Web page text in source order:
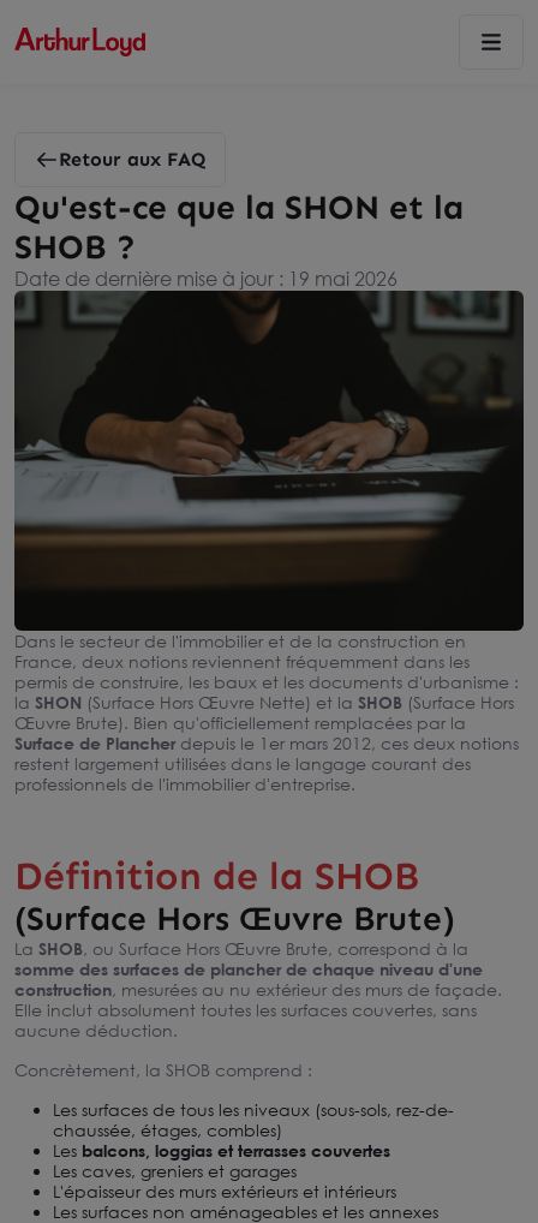
Retour aux FAQ
Qu'est-ce que la SHON et la
SHOB ?
Date de dernière mise à jour : 19 mai 2026
Dans le secteur de l'immobilier et de la construction en
France, deux notions reviennent fréquemment dans les
permis de construire, les baux et les documents d'urbanisme :
la SHON (Surface Hors Œuvre Nette) et la SHOB (Surface Hors
Œuvre Brute). Bien qu'officiellement remplacées par la
Surface de Plancher depuis le 1er mars 2012, ces deux notions
restent largement utilisées dans le langage courant des
professionnels de l'immobilier d'entreprise.
Définition de la SHOB
(Surface Hors Œuvre Brute)
La SHOB, ou Surface Hors Œuvre Brute, correspond à la
somme des surfaces de plancher de chaque niveau d'une
construction, mesurées au nu extérieur des murs de façade.
Elle inclut absolument toutes les surfaces couvertes, sans
aucune déduction.
Concrètement, la SHOB comprend :
Les surfaces de tous les niveaux (sous-sols, rez-de-
chaussée, étages, combles)
Les balcons, loggias et terrasses couvertes
Les caves, greniers et garages
L'épaisseur des murs extérieurs et intérieurs
Les surfaces non aménageables et les annexes